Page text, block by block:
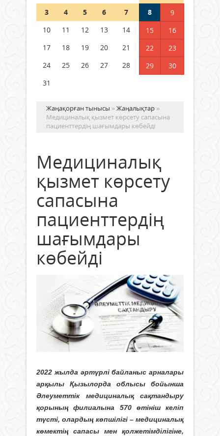
Шетелде жүрген Қазақстан
азаматтары қалай дауыс бере
3
4 5 6 7 8
9
10
11 12 13 14 15
16
17
18 19 20 21 22
23
24
25 26 27 28 29
30
31
Жаңақорған тынысы »Жаңалықтар »
Медициналық қызмет көрсету сапасына
пациенттердің шағымдары көбейді
Медициналық
қызмет көрсету
сапасына
пациенттердің
шағымдары
көбейді
2022 жылда әртүрлі байланыс арналары
арқылы Қызылорда облысы бойынша
Әлеуметтік медициналық сақтандыру
қорының филиалына 570 өтініш келіп
түсті, олардың көпшілігі – медициналық
көмектің сапасы мен қолжетімділігіне,